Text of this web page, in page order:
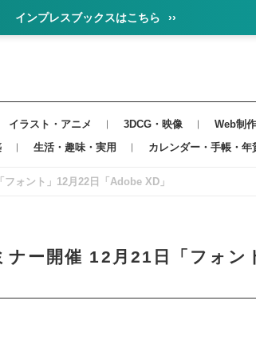
インプレスブックスはこちら ››
イラスト・アニメ 3DCG・映像 Web制作
生活・趣味・実用 カレンダー・手帳・年
ォント」12月22日「Adobe XD」
ー開催 12月21日「フォ